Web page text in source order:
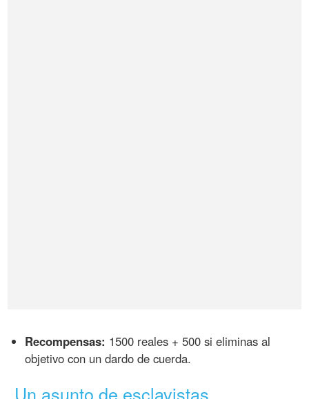
Recompensas: 1500 reales + 500 si eliminas al
objetivo con un dardo de cuerda.
Un asunto de esclavistas